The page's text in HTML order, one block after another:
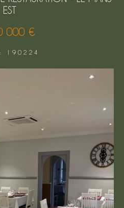
EST
000 €
: 190224
PAR
EXCLUSIVITÉS